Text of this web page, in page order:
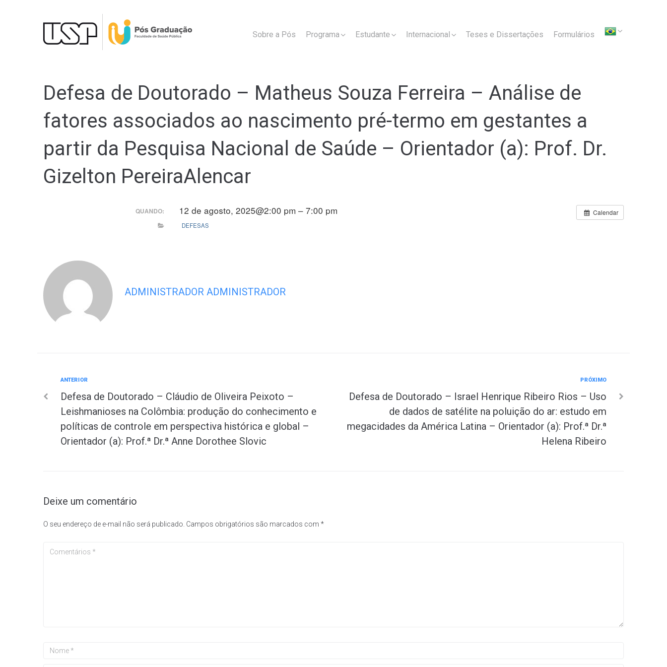
Sobre a Pós Programa Estudante Internacional Teses e Dissertações Formulários
Defesa de Doutorado – Matheus Souza Ferreira – Análise de
fatores associados ao nascimento pré-termo em gestantes a
partir da Pesquisa Nacional de Saúde – Orientador (a): Prof. Dr.
Gizelton PereiraAlencar
Calendar
QUANDO: 12 de agosto, 2025@2:00 pm – 7:00 pm
DEFESAS
ADMINISTRADOR ADMINISTRADOR
Navegação
de
Post
Anterior
ANTERIOR
Defesa de Doutorado – Cláudio de Oliveira Peixoto –
Leishmanioses na Colômbia: produção do conhecimento e
políticas de controle em perspectiva histórica e global –
Orientador (a): Prof.ª Dr.ª Anne Dorothee Slovic
PRÓXIMO
Defesa de Doutorado – Israel Henrique Ribeiro Rios – Uso
de dados de satélite na poluição do ar: estudo em
megacidades da América Latina – Orientador (a): Prof.ª Dr.ª
Helena Ribeiro
Deixe um comentário
O seu endereço de e-mail não será publicado. Campos obrigatórios são marcados com *